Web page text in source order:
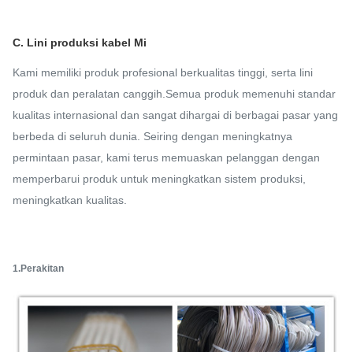
C. Lini produksi kabel Mi
Kami memiliki produk profesional berkualitas tinggi, serta lini
produk dan peralatan canggih.Semua produk memenuhi standar
kualitas internasional dan sangat dihargai di berbagai pasar yang
berbeda di seluruh dunia. Seiring dengan meningkatnya
permintaan pasar, kami terus memuaskan pelanggan dengan
memperbarui produk untuk meningkatkan sistem produksi,
meningkatkan kualitas.
1.Perakitan